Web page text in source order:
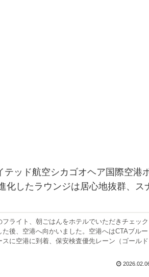
テッド航空シカゴオヘア国際空港
化したラウンジは居心地抜群、ス
ライト、朝ごはんをホテルでいただきチェック
後、空港へ向かいました。空港へはCTAブルー
に空港に到着、保安検査優先レーン（ゴールド